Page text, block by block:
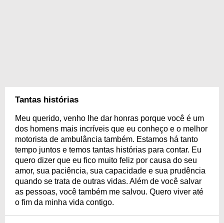
Tantas histórias
Meu querido, venho lhe dar honras porque você é um
dos homens mais incríveis que eu conheço e o melhor
motorista de ambulância também. Estamos há tanto
tempo juntos e temos tantas histórias para contar. Eu
quero dizer que eu fico muito feliz por causa do seu
amor, sua paciência, sua capacidade e sua prudência
quando se trata de outras vidas. Além de você salvar
as pessoas, você também me salvou. Quero viver até
o fim da minha vida contigo.